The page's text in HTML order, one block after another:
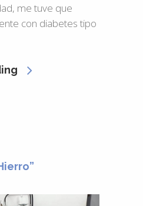
me tuve que
con diabetes tipo